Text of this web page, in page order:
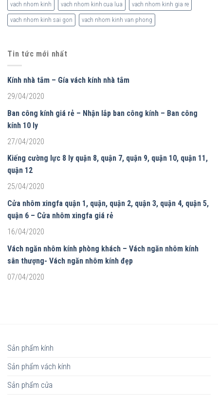
vach nhom kinh vach nhom kinh cua lua vach nhom kinh gia re
vach nhom kinh sai gon vach nhom kinh van phong
Tin tức mới nhất
Kính nhà tắm – Gía vách kính nhà tắm
29/04/2020
Ban công kính giá rẻ – Nhận lắp ban công kính – Ban công
kính 10 ly
27/04/2020
Kiếng cường lực 8 ly quận 8, quận 7, quận 9, quận 10, quận 11,
quận 12
25/04/2020
Cửa nhôm xingfa quận 1, quận, quận 2, quận 3, quận 4, quận 5,
quận 6 – Cửa nhôm xingfa giá rẻ
16/04/2020
Vách ngăn nhôm kính phòng khách – Vách ngăn nhôm kính
sân thượng- Vách ngăn nhôm kính đẹp
07/04/2020
Sản phẩm kính
Sản phẩm vách kính
Sản phẩm cửa